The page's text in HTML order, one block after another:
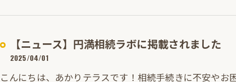
【ニュース】円満相続ラボに掲載されました
2025/04/01
こんにちは、あかりテラスです！相続手続きに不安やお